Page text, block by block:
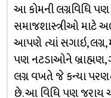
આ કોમની લગ્નવિધિ
સમાજશાસ્ત્રીઓ માટે
આપણે ત્યાં સગાઇ, લગ્ન,
પણ નટડાઓને બ્રાહ્મણ,
લગ્ન વખતે જે કન્યા
છે. આ વિધિ પણ જરાય